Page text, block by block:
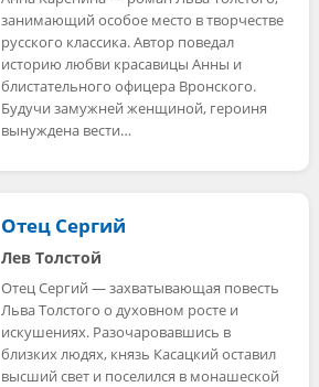
занимающий особое место в творчестве
русского классика. Автор поведал
историю любви красавицы Анны и
блистательного офицера Вронского.
Будучи замужней женщиной, героиня
вынуждена вести…
Отец Сергий
Лев Толстой
Отец Сергий — захватывающая повесть
Льва Толстого о духовном росте и
искушениях. Разочаровавшись в
близких людях, князь Касацкий оставил
высший свет и поселился в монашеской